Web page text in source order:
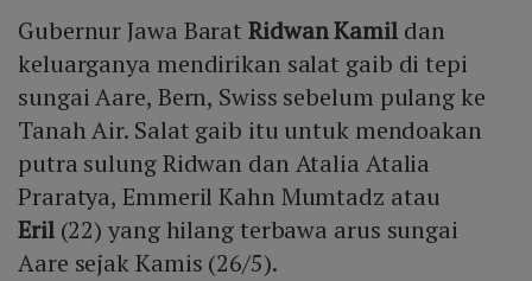
Gubernur Jawa Barat Ridwan Kamildan
keluarganya mendirikan salat gaib di tepi
sungai Aare, Bern, Swiss sebelum pulang ke
Tanah Air. Salat gaib itu untuk mendoakan
putra sulung Ridwan dan Atalia Atalia
Praratya, Emmeril Kahn Mumtadz atau
Eril(22) yang hilang terbawa arus sungai
Aare sejak Kamis (26/5).